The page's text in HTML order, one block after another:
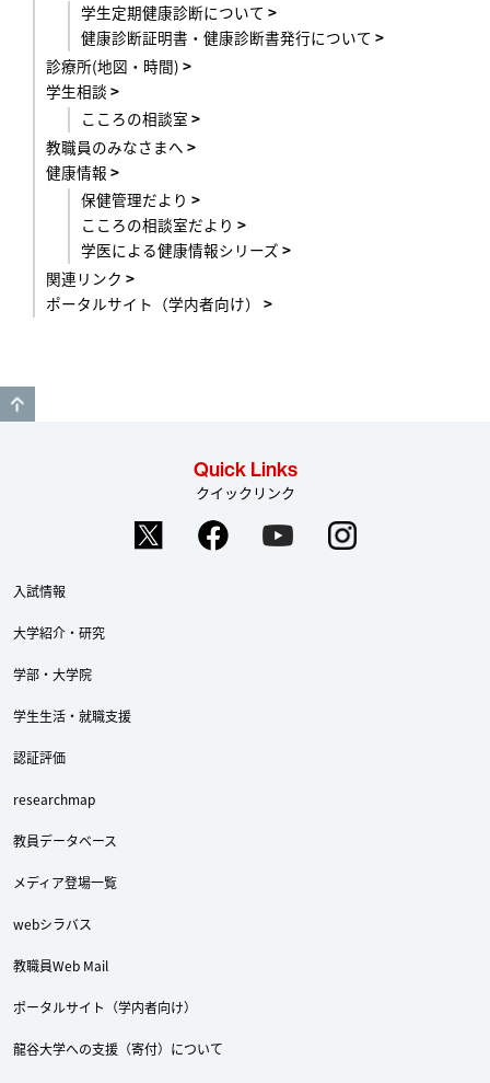
学生定期健康診断について
健康診断証明書・健康診断書発行について
診療所(地図・時間)
学生相談
こころの相談室
教職員のみなさまへ
健康情報
保健管理だより
こころの相談室だより
学医による健康情報シリーズ
関連リンク
ポータルサイト（学内者向け）
Quick Links
クイックリンク
入試情報
大学紹介・研究
学部・大学院
学生生活・就職支援
認証評価
researchmap
教員データベース
メディア登場一覧
webシラバス
教職員Web Mail
ポータルサイト（学内者向け）
龍谷大学への支援（寄付）について